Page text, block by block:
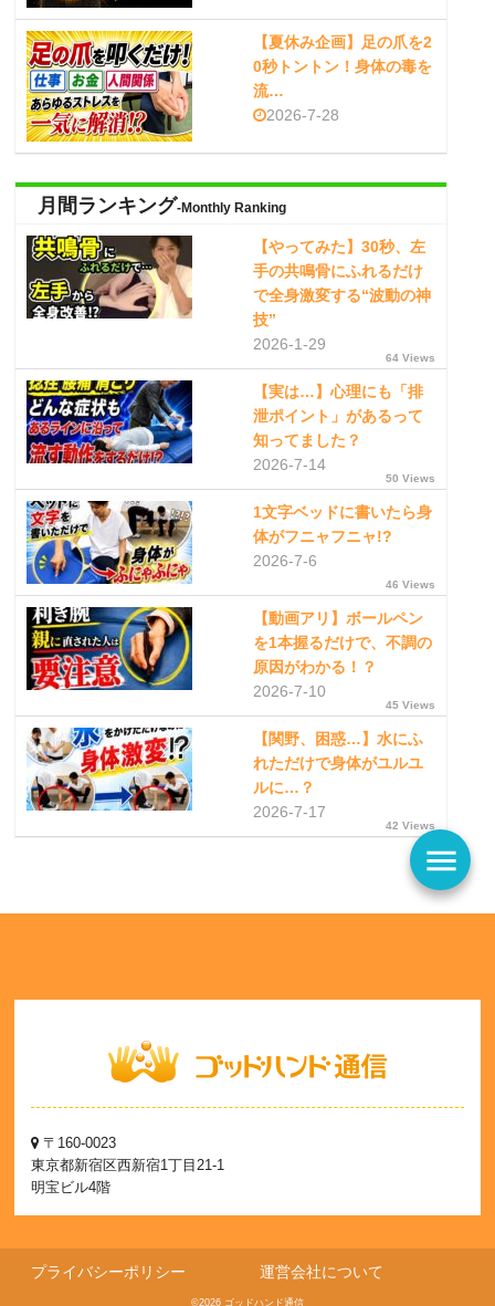
【夏休み企画】足の爪を2
0秒トントン！身体の毒を
流…
2026-7-28
月間ランキング-Monthly Ranking
【やってみた】30秒、左
手の共鳴骨にふれるだけ
で全身激変する“波動の神
技”
2026-1-29
64 Views
【実は…】心理にも「排
泄ポイント」があるって
知ってました？
2026-7-14
50 Views
1文字ベッドに書いたら身
体がフニャフニャ!?
2026-7-6
46 Views
【動画アリ】ボールペン
を1本握るだけで、不調の
原因がわかる！？
2026-7-10
45 Views
【関野、困惑…】水にふ
れただけで身体がユルユ
ルに…？
2026-7-17
42 Views
menu
〒160-0023
東京都新宿区西新宿1丁目21-1
明宝ビル4階
プライバシーポリシー 運営会社について
©2026 ゴッドハンド通信